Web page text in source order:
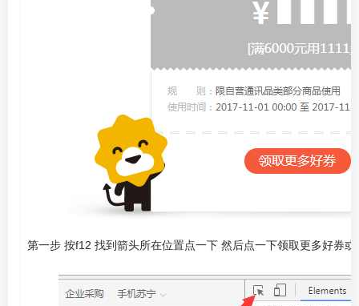
第一步 按f12 找到箭头所在位置点一下 然后点一下领取更多好券